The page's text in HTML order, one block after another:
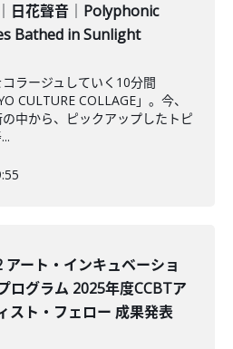
日花聲音｜Polyphonic
Bathed in Sunlight
ラージュしていく10分間
CULTURE COLLAGE」。今、
中から、ピックアップしたトピ
アート・インキュベーショ
ログラム 2025年度CCBTア
スト・フェロー 成果発表